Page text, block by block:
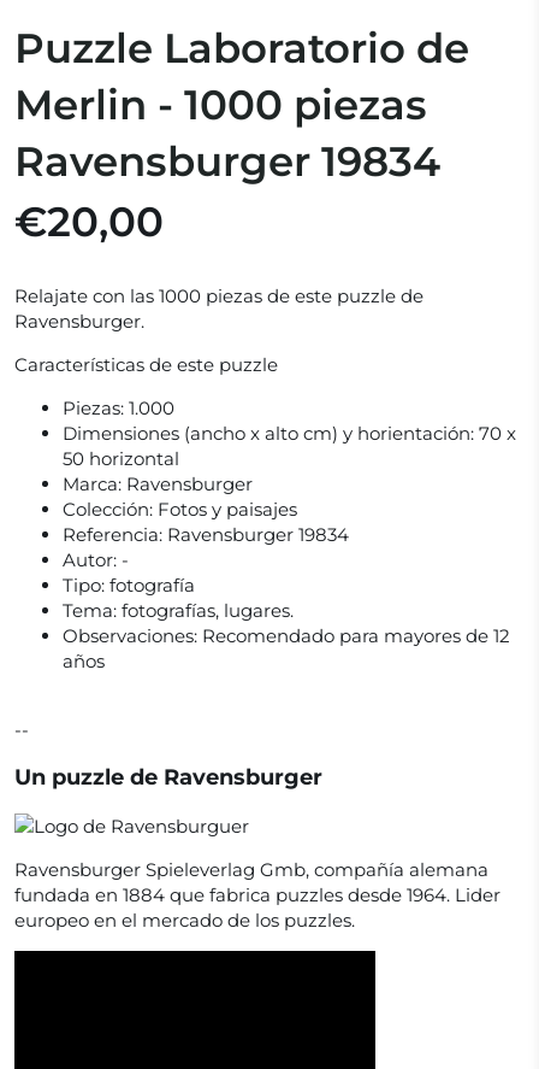
Puzzle Laboratorio de
Merlin - 1000 piezas
Ravensburger 19834
€20,00
Relajate con las 1000 piezas de este puzzle de
Ravensburger.
Características de este puzzle
Piezas: 1.000
Dimensiones (ancho x alto cm) y horientación: 70 x
50 horizontal
Marca: Ravensburger
Colección: Fotos y paisajes
Referencia: Ravensburger 19834
Autor: -
Tipo: fotografía
Tema: fotografías, lugares.
Observaciones: Recomendado para mayores de 12
años
--
Un puzzle de Ravensburger
Ravensburger Spieleverlag Gmb, compañía alemana
fundada en 1884 que fabrica puzzles desde 1964. Lider
europeo en el mercado de los puzzles.